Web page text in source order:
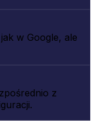
w Google, ale
z